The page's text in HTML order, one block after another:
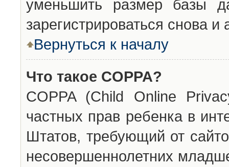
уменьшить размер базы
зарегистрироваться снова и
Вернуться к началу
Что такое COPPA?
COPPA (Child Online
частных прав ребенка в
Штатов, требующий от
несовершеннолетних